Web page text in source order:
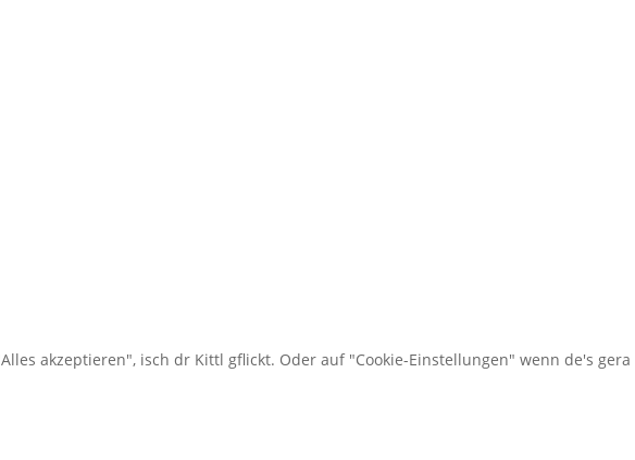
akzeptieren", isch dr Kittl gflickt. Oder auf "Cookie-Einstellungen" wenn de's gera